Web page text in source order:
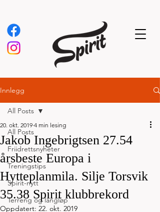
Innlegg
All Posts
Friidrettsnyheter
Treningstips
Spirit-nytt
Terreng og langløp
All Posts
Jakob Ingebrigtsen 27.54
årsbeste Europa i
Hytteplanmila. Silje Torsvik
35.38 Spirit klubbrekord
20. okt. 2019 4 min lesing
Oppdatert: 22. okt. 2019